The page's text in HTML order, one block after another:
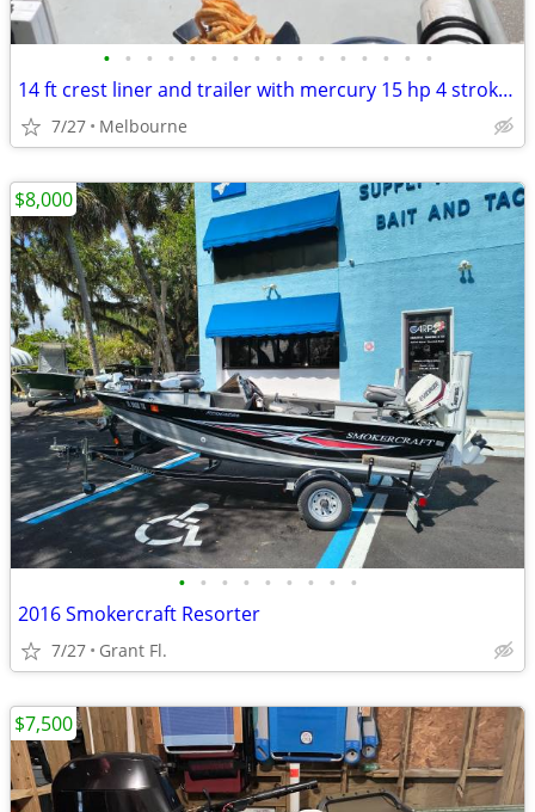
• • • • • • • • • • • • • • • •
14 ft crest liner and trailer with mercury 15 hp 4 stroke fuel injecti
7/27 Melbourne
• • • • • • • • •
2016 Smokercraft Resorter
7/27 Grant Fl.
$8,000
$7,500